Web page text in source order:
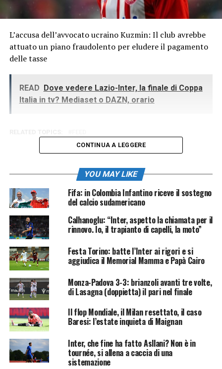
L’accusa dell’avvocato ucraino Kuzmin: Il club avrebbe
attuato un piano fraudolento per eludere il pagamento
delle tasse
READ Dove vedere Lazio-Inter, la finale di Coppa
Italia in tv? Mediaset o DAZN, orario
CONTINUA A LEGGERE
YOU MAY LIKE
Fifa: in Colombia Infantino riceve il sostegno
del calcio sudamericano
Calhanoglu: “Inter, aspetto la chiamata per il
rinnovo. Io, il trapianto di capelli, la moto”
Festa Torino: batte l’Inter ai rigori e si
aggiudica il Memorial Mamma e Papà Cairo
Monza-Padova 3-3: brianzoli avanti tre volte,
di Lasagna (doppietta) il pari nel finale
Il flop Mondiale, il Milan resettato, il caso
Baresi: l’estate inquieta di Maignan
Inter, che fine ha fatto Asllani? Non è in
tournée, si allena a caccia di una
sistemazione